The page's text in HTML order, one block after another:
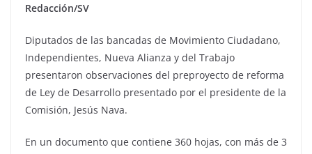
Redacción/SV
Diputados de las bancadas de Movimiento Ciudadano,
Independientes, Nueva Alianza y del Trabajo
presentaron observaciones del preproyecto de reforma
de Ley de Desarrollo presentado por el presidente de la
Comisión, Jesús Nava.
En un documento que contiene 360 hojas, con más de 3